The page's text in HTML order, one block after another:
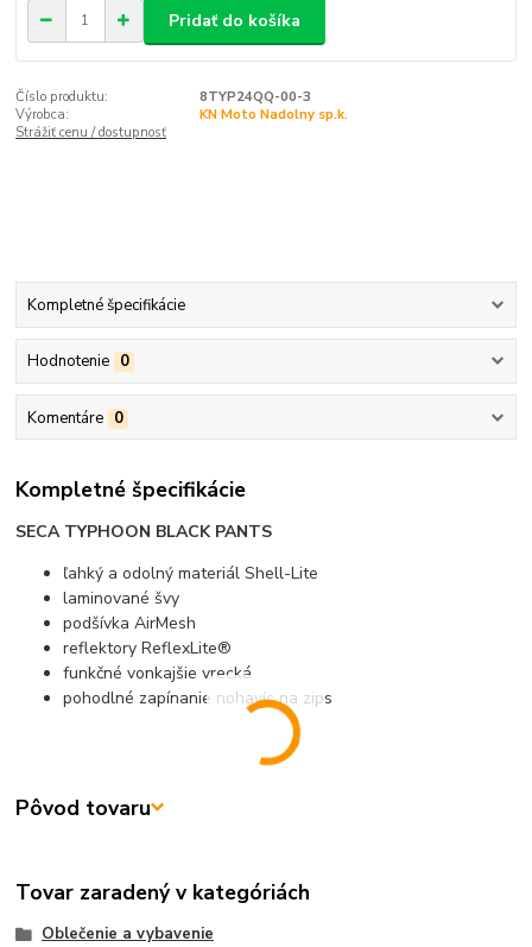
Pridať do košíka
Číslo produktu:
8TYP24QQ-00-3
Výrobca:
KN Moto Nadolny sp.k.
Strážiť cenu / dostupnosť
Kompletné špecifikácie
Hodnotenie 0
Komentáre 0
Kompletné špecifikácie
SECA TYPHOON BLACK PANTS
ľahký a odolný materiál Shell-Lite
laminované švy
podšívka AirMesh
reflektory ReflexLite®
funkčné vonkajšie vrecká
pohodlné zapínanie nohavíc na zips
Pôvod tovaru
Tovar zaradený v kategóriách
Oblečenie a vybavenie